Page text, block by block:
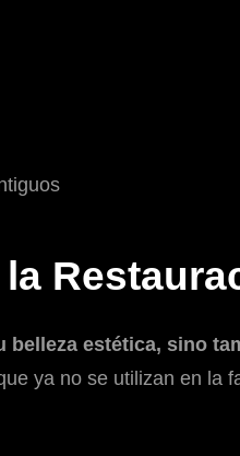
estética, sino
ya no se utilizan en la